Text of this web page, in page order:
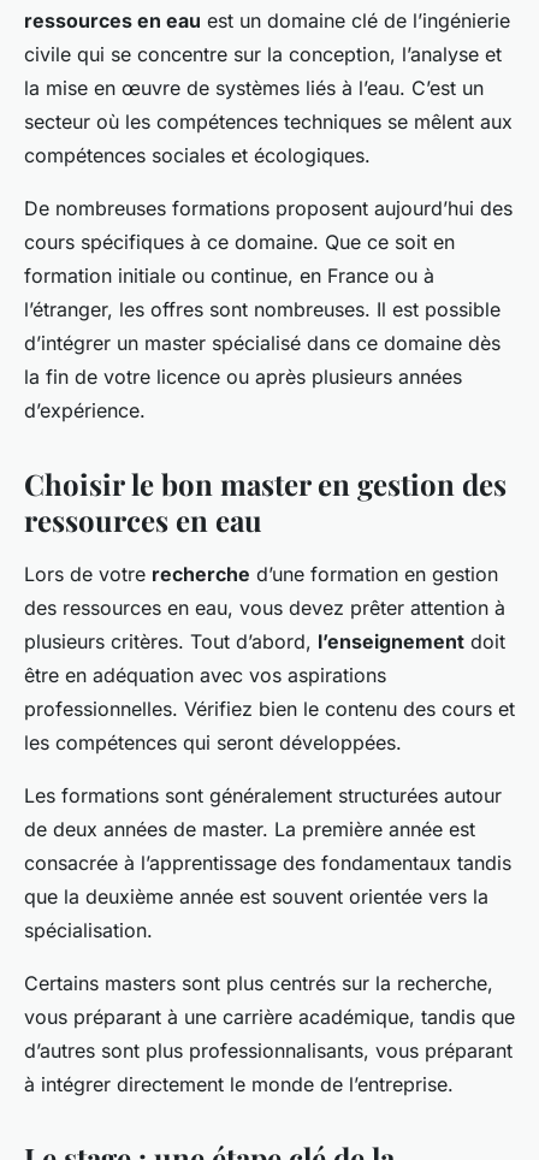
ressources en eau est un domaine clé de l’ingénierie
civile qui se concentre sur la conception, l’analyse et
la mise en œuvre de systèmes liés à l’eau. C’est un
secteur où les compétences techniques se mêlent aux
compétences sociales et écologiques.
De nombreuses formations proposent aujourd’hui des
cours spécifiques à ce domaine. Que ce soit en
formation initiale ou continue, en France ou à
l’étranger, les offres sont nombreuses. Il est possible
d’intégrer un master spécialisé dans ce domaine dès
la fin de votre licence ou après plusieurs années
d’expérience.
Choisir le bon master en gestion des
ressources en eau
Lors de votre recherche d’une formation en gestion
des ressources en eau, vous devez prêter attention à
plusieurs critères. Tout d’abord, l’enseignement doit
être en adéquation avec vos aspirations
professionnelles. Vérifiez bien le contenu des cours et
les compétences qui seront développées.
Les formations sont généralement structurées autour
de deux années de master. La première année est
consacrée à l’apprentissage des fondamentaux tandis
que la deuxième année est souvent orientée vers la
spécialisation.
Certains masters sont plus centrés sur la recherche,
vous préparant à une carrière académique, tandis que
d’autres sont plus professionnalisants, vous préparant
à intégrer directement le monde de l’entreprise.